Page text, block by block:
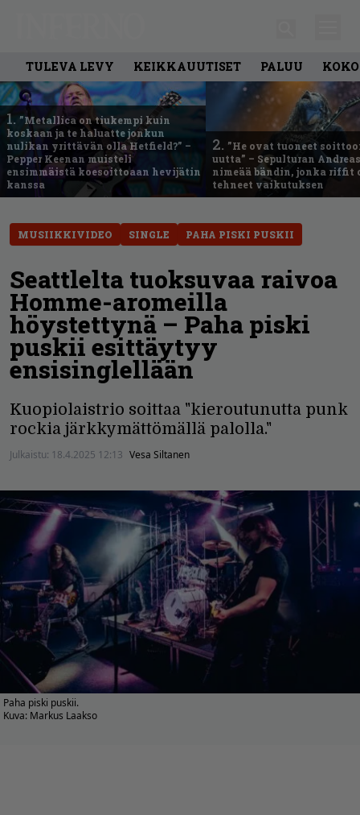
TULEVA LEVY KEIKKAUUTISET PALUU
1. ”Metallica on tiukempi kuin
koskaan ja te haluatte jonkun
nulikan yrittävän olla Hetfield?” –
Pepper Keenan muisteli
ensimmäistä koesoittoaan hevijätin
kanssa
2. ”He ovat tuoneet
uutta” – Sepulturan
nimeää bändin, jonka riffit
tehneet vaikutuksen
MUSIIKKIVIDEO SINGLE PAHA PISKI PUSKII
Seattlelta tuoksuvaa raivoa
Homme-aromeilla
höystettynä – Paha piski
puskii esittäytyy
ensisinglellään
Kuopiolaistrio soittaa "kieroutunutta punk
rockia järkkymättömällä palolla."
Julkaistu: 18.4.2025 12:13 Vesa Siltanen
Paha piski puskii.
Kuva: Markus Laakso